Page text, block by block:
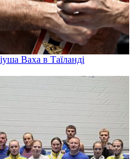
Ваха в Таїланді